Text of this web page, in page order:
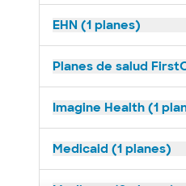
EHN (1 planes)
Planes de salud
Imagine Health (1
Medicaid (1 planes)